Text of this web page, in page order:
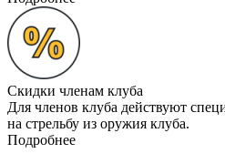
Скидки членам клуба
Для членов клуба действуют
на стрельбу из оружия клуба.
Подробнее